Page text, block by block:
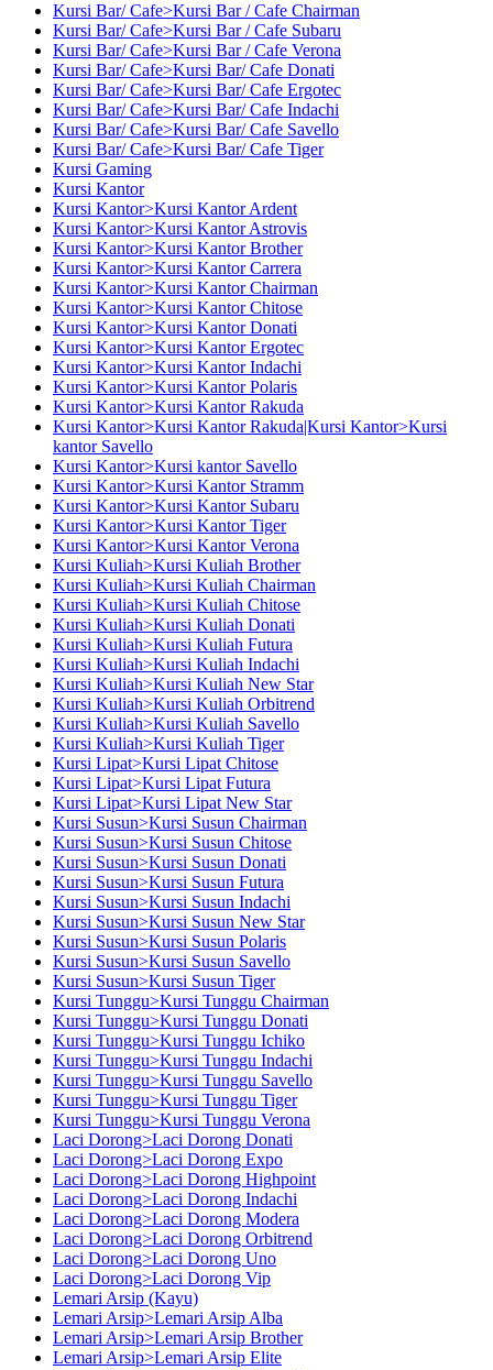
Kursi Bar/ Cafe>Kursi Bar / Cafe Chairman
Kursi Bar/ Cafe>Kursi Bar / Cafe Subaru
Kursi Bar/ Cafe>Kursi Bar / Cafe Verona
Kursi Bar/ Cafe>Kursi Bar/ Cafe Donati
Kursi Bar/ Cafe>Kursi Bar/ Cafe Ergotec
Kursi Bar/ Cafe>Kursi Bar/ Cafe Indachi
Kursi Bar/ Cafe>Kursi Bar/ Cafe Savello
Kursi Bar/ Cafe>Kursi Bar/ Cafe Tiger
Kursi Gaming
Kursi Kantor
Kursi Kantor>Kursi Kantor Ardent
Kursi Kantor>Kursi Kantor Astrovis
Kursi Kantor>Kursi Kantor Brother
Kursi Kantor>Kursi Kantor Carrera
Kursi Kantor>Kursi Kantor Chairman
Kursi Kantor>Kursi Kantor Chitose
Kursi Kantor>Kursi Kantor Donati
Kursi Kantor>Kursi Kantor Ergotec
Kursi Kantor>Kursi Kantor Indachi
Kursi Kantor>Kursi Kantor Polaris
Kursi Kantor>Kursi Kantor Rakuda
Kursi Kantor>Kursi Kantor Rakuda|Kursi Kantor>Kursi
kantor Savello
Kursi Kantor>Kursi kantor Savello
Kursi Kantor>Kursi Kantor Stramm
Kursi Kantor>Kursi Kantor Subaru
Kursi Kantor>Kursi Kantor Tiger
Kursi Kantor>Kursi Kantor Verona
Kursi Kuliah>Kursi Kuliah Brother
Kursi Kuliah>Kursi Kuliah Chairman
Kursi Kuliah>Kursi Kuliah Chitose
Kursi Kuliah>Kursi Kuliah Donati
Kursi Kuliah>Kursi Kuliah Futura
Kursi Kuliah>Kursi Kuliah Indachi
Kursi Kuliah>Kursi Kuliah New Star
Kursi Kuliah>Kursi Kuliah Orbitrend
Kursi Kuliah>Kursi Kuliah Savello
Kursi Kuliah>Kursi Kuliah Tiger
Kursi Lipat>Kursi Lipat Chitose
Kursi Lipat>Kursi Lipat Futura
Kursi Lipat>Kursi Lipat New Star
Kursi Susun>Kursi Susun Chairman
Kursi Susun>Kursi Susun Chitose
Kursi Susun>Kursi Susun Donati
Kursi Susun>Kursi Susun Futura
Kursi Susun>Kursi Susun Indachi
Kursi Susun>Kursi Susun New Star
Kursi Susun>Kursi Susun Polaris
Kursi Susun>Kursi Susun Savello
Kursi Susun>Kursi Susun Tiger
Kursi Tunggu>Kursi Tunggu Chairman
Kursi Tunggu>Kursi Tunggu Donati
Kursi Tunggu>Kursi Tunggu Ichiko
Kursi Tunggu>Kursi Tunggu Indachi
Kursi Tunggu>Kursi Tunggu Savello
Kursi Tunggu>Kursi Tunggu Tiger
Kursi Tunggu>Kursi Tunggu Verona
Laci Dorong>Laci Dorong Donati
Laci Dorong>Laci Dorong Expo
Laci Dorong>Laci Dorong Highpoint
Laci Dorong>Laci Dorong Indachi
Laci Dorong>Laci Dorong Modera
Laci Dorong>Laci Dorong Orbitrend
Laci Dorong>Laci Dorong Uno
Laci Dorong>Laci Dorong Vip
Lemari Arsip (Kayu)
Lemari Arsip>Lemari Arsip Alba
Lemari Arsip>Lemari Arsip Brother
Lemari Arsip>Lemari Arsip Elite